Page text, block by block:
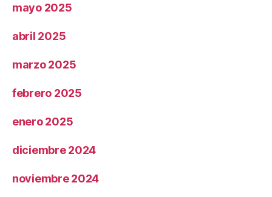
mayo 2025
abril 2025
marzo 2025
febrero 2025
enero 2025
diciembre 2024
noviembre 2024